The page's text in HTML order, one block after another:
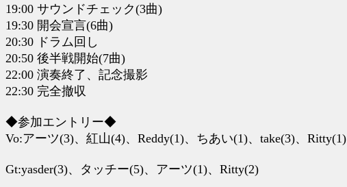
19:00 サウンドチェック(3曲)
19:30 開会宣言(6曲)
20:30 ドラム回し
20:50 後半戦開始(7曲)
22:00 演奏終了、記念撮影
22:30 完全撤収
◆参加エントリー◆
Vo:アーツ(3)、紅山(4)、Reddy(1)、ちあい(1)、take(3)、Ritty(1)
Gt:yasder(3)、タッチー(5)、アーツ(1)、Ritty(2)